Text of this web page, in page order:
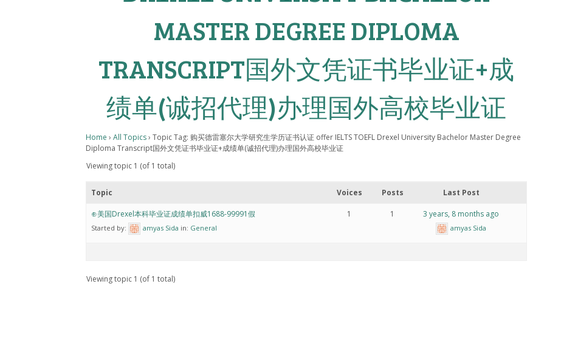
MASTER DEGREE DIPLOMA
TRANSCRIPT国外文凭证书毕业证+成
绩单(诚招代理)办理国外高校毕业证
Home › All Topics› Topic Tag: 购买德雷塞尔大学研究生学历证书认证 offer IELTS TOEFL Drexel University Bachelor Master Degree
Diploma Transcript国外文凭证书毕业证+成绩单(诚招代理)办理国外高校毕业证
Viewing topic 1 (of 1 total)
Topic Voices Posts Last Post
⊕美国Drexel本科毕业证成绩单扣威1688-99991假
Started by: amyas Sida in: General
1 1 3 years, 8 months ago
amyas Sida
Viewing topic 1 (of 1 total)